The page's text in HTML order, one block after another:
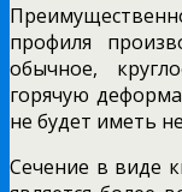
профиля
обычное,
горячую
не будет иметь
Сечение в виде